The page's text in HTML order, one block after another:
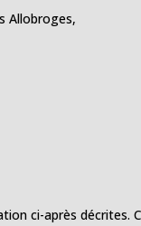
Allobroges,
ci-après décrites.